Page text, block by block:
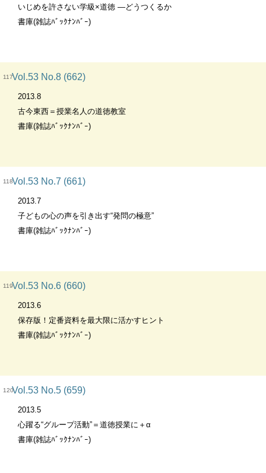
いじめを許さない学級×道徳 ―どうつくるか
書庫(雑誌ﾊﾞｯｸﾅﾝﾊﾞｰ)
117Vol.53 No.8 (662)
2013.8
古今東西＝授業名人の道徳教室
書庫(雑誌ﾊﾞｯｸﾅﾝﾊﾞｰ)
118Vol.53 No.7 (661)
2013.7
子どもの心の声を引き出す“発問の極意”
書庫(雑誌ﾊﾞｯｸﾅﾝﾊﾞｰ)
119Vol.53 No.6 (660)
2013.6
保存版！定番資料を最大限に活かすヒント
書庫(雑誌ﾊﾞｯｸﾅﾝﾊﾞｰ)
120Vol.53 No.5 (659)
2013.5
心躍る“グループ活動”＝道徳授業に＋α
書庫(雑誌ﾊﾞｯｸﾅﾝﾊﾞｰ)